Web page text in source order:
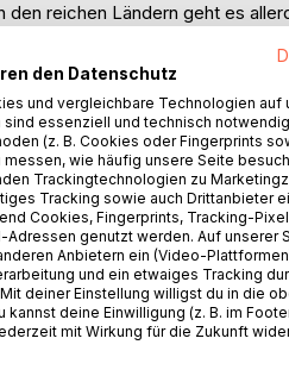
den reichen Ländern geht es
befriedigen. Die Gier nach immer
Wohlstandsmehrung werden
Kosten nehmen die ökologischen
denn je: „Die Welt hat
Menschen der armen Länder
Eine Abkehr von einer auf
notwendig.
Welt steckt folglich in einem
aus dieser Armutsfalle zu
zunehmenden
Dilemma könnte für die
Kernbestandteile neben einem
Postwachstumsökonomie werden
den Datenschutz
und vergleichbare Technologien auf
sind essenziell und technisch
(z. B. Cookies oder Fingerprints
messen, wie häufig unsere Seite
Trackingtechnologien zu
Tracking sowie auch Drittanbieter
Cookies, Fingerprints, Tracking-
Adressen genutzt werden. Auf unserer
Anbietern ein (Video-
und ein etwaiges Tracking
deiner Einstellung willigst du in die
kannst deine Einwilligung (z. B. im
mit Wirkung für die Zukunft